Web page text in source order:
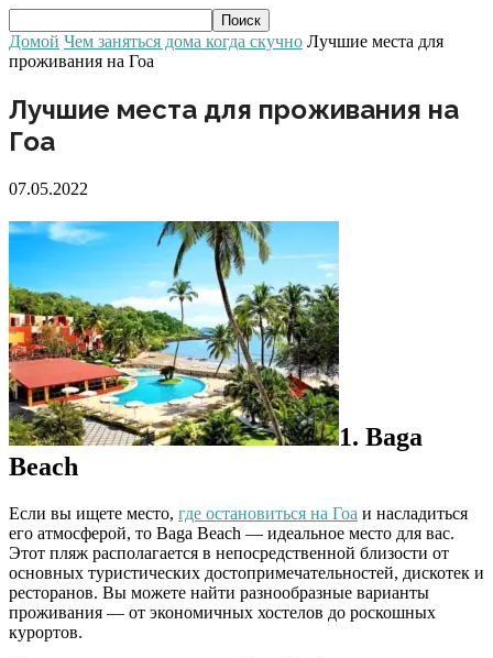
Домой Чем заняться дома когда скучно Лучшие места для
проживания на Гоа
Лучшие места для проживания на
Гоа
07.05.2022
1. Baga
Beach
Если вы ищете место, где остановиться на Гоа и насладиться
его атмосферой, то Baga Beach — идеальное место для вас.
Этот пляж располагается в непосредственной близости от
основных туристических достопримечательностей, дискотек и
ресторанов. Вы можете найти разнообразные варианты
проживания — от экономичных хостелов до роскошных
курортов.